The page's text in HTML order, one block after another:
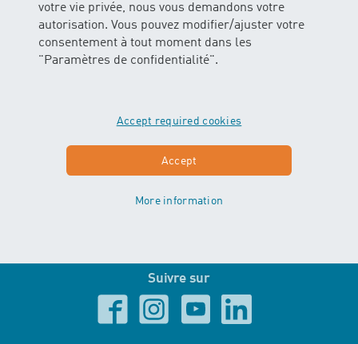
votre vie privée, nous vous demandons votre
autorisation. Vous pouvez modifier/ajuster votre
consentement à tout moment dans les
"Paramètres de confidentialité".
Accept required cookies
Accept
More information
13:30 - 16:00
Newsletter
Abonner/Désabonner
École de natation certifiée
Suivre sur